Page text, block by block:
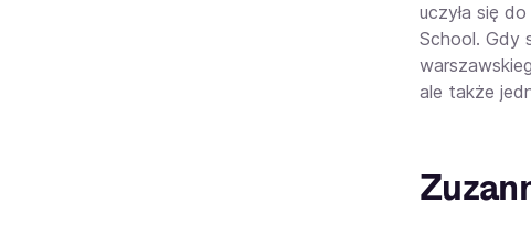
uczyła się
School. Gdy
ale także